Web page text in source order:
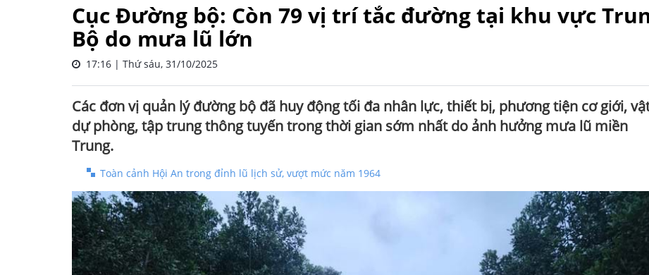
Cục Đường bộ: Còn 79 vị trí tắc đường tại khu vực
Bộ do mưa lũ lớn
17:16 | Thứ sáu, 31/10/2025
Các đơn vị quản lý đường bộ đã huy động tối đa nhân lực, thiết bị, phương tiện cơ giới,
dự phòng, tập trung thông tuyến trong thời gian sớm nhất do ảnh hưởng mưa lũ miền
Trung.
Toàn cảnh Hội An trong đỉnh lũ lịch sử, vượt mức năm 1964